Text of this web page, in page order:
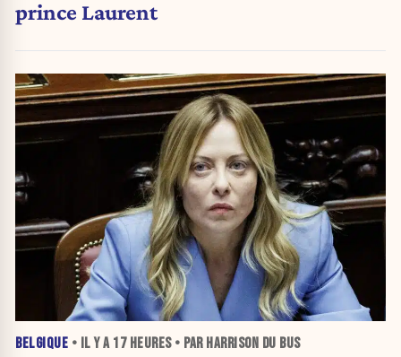
prince Laurent
BELGIQUE • IL Y A 17 HEURES• PAR HARRISON DU BUS